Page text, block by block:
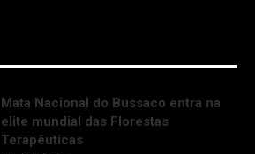
Mata Nacional do Bussaco entra na
elite mundial das Florestas
Terapêuticas